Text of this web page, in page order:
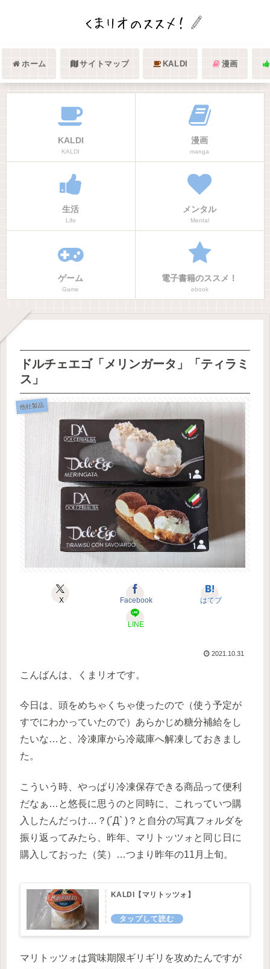
ホーム サイトマップ KALDI 漫画
KALDI
KALDI
漫画
manga
生活
Life
メンタル
Mental
ゲーム
Game
電子書籍のススメ！
ebook
ドルチェエゴ「メリンガータ」「ティラミ
ス」
他社製品
X Facebook はてブ
LINE
2021.10.31
こんばんは、くまリオです。
今日は、頭をめちゃくちゃ使ったので（使う予定が
すでにわかっていたので）あらかじめ糖分補給をし
たいな…と、冷凍庫から冷蔵庫へ解凍しておきまし
た。
こういう時、やっぱり冷凍保存できる商品って便利
だなぁ…と悠長に思うのと同時に、これっていつ購
入したんだっけ…？(´Д` )？と自分の写真フォルダを
振り返ってみたら、昨年、マリトッツォと同じ日に
購入しておった（笑）…つまり昨年の11月上旬。
KALDI【マリトッツォ】
マリトッツォは賞味期限ギリギリを攻めたんですが